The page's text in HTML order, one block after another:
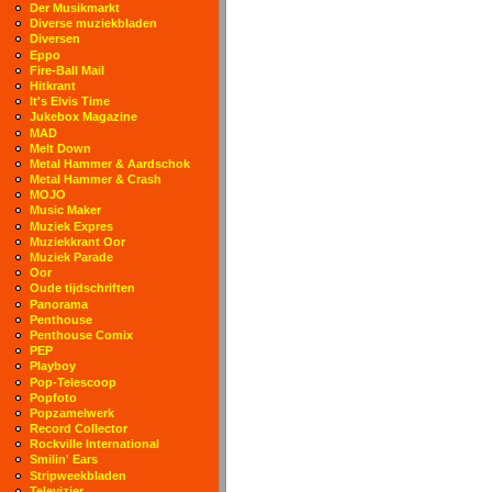
Der Musikmarkt
Diverse muziekbladen
Diversen
Eppo
Fire-Ball Mail
Hitkrant
It's Elvis Time
Jukebox Magazine
MAD
Melt Down
Metal Hammer & Aardschok
Metal Hammer & Crash
MOJO
Music Maker
Muziek Expres
Muziekkrant Oor
Muziek Parade
Oor
Oude tijdschriften
Panorama
Penthouse
Penthouse Comix
PEP
Playboy
Pop-Telescoop
Popfoto
Popzamelwerk
Record Collector
Rockville International
Smilin' Ears
Stripweekbladen